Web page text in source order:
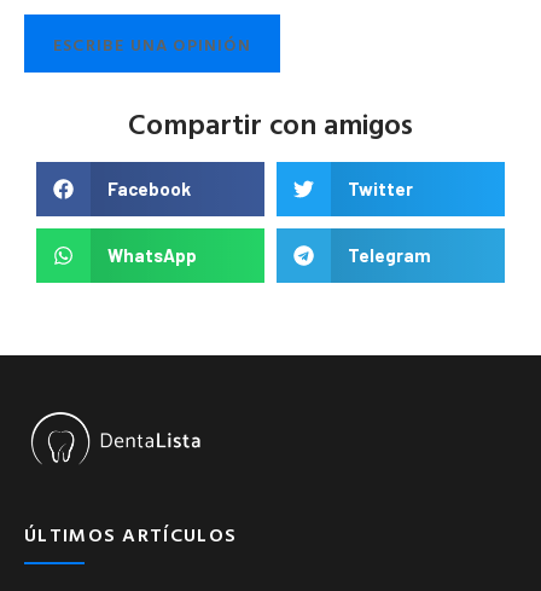
ESCRIBE UNA OPINIÓN
Compartir con amigos
Facebook Twitter
WhatsApp Telegram
ÚLTIMOS ARTÍCULOS